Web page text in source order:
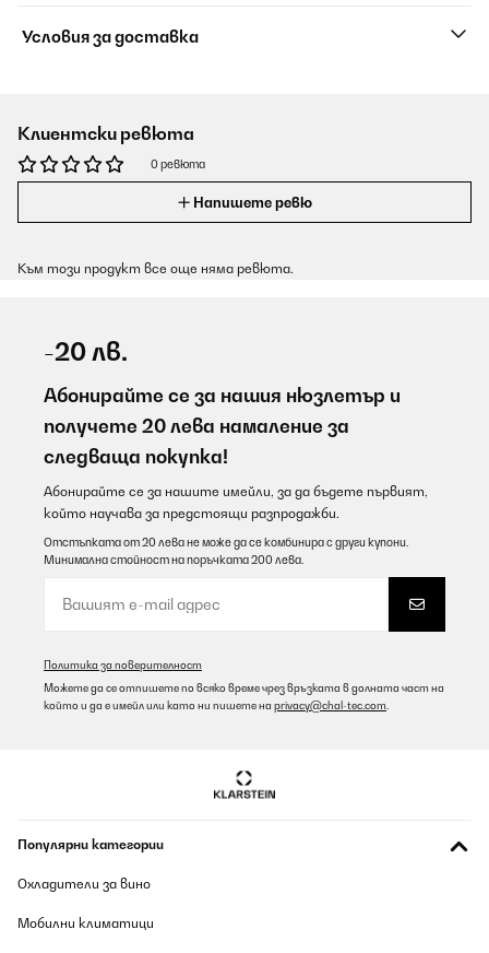
Условия за доставка
Клиентски ревюта
0 ревюта
Напишете ревю
Към този продукт все още няма ревюта.
-20 лв.
Абонирайте се за нашия нюзлетър и
получете 20 лева намаление за
следваща покупка!
Абонирайте се за нашите имейли, за да бъдете първият,
който научава за предстоящи разпродажби.
Отстъпката от 20 лева не може да се комбинира с други купони.
Минимална стойност на поръчката 200 лева.
Политика за поверителност
Можете да се отпишете по всяко време чрез връзката в долната част на
който и да е имейл или като ни пишете на privacy@chal-tec.com
Популярни категории
Охладители за вино
Мобилни климатици